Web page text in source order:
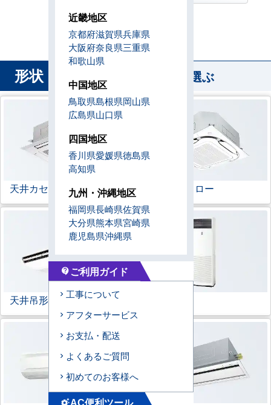
福岡県直工店所在地
形状 から業務用エアコンを選ぶ
天井カセット形 4方向 ラウンドフロー
天井吊形
近畿地区
京都府滋賀県兵庫県
大阪府奈良県三重県
和歌山県
中国地区
鳥取県島根県岡山県
広島県山口県
四国地区
香川県愛媛県徳島県
高知県
九州・沖縄地区
福岡県長崎県佐賀県
大分県熊本県宮崎県
鹿児島県沖縄県
contact_support ご利用ガイド
工事について
アフターサービス
お支払・配送
よくあるご質問
初めてのお客様へ
settings_suggestAC便利ツール